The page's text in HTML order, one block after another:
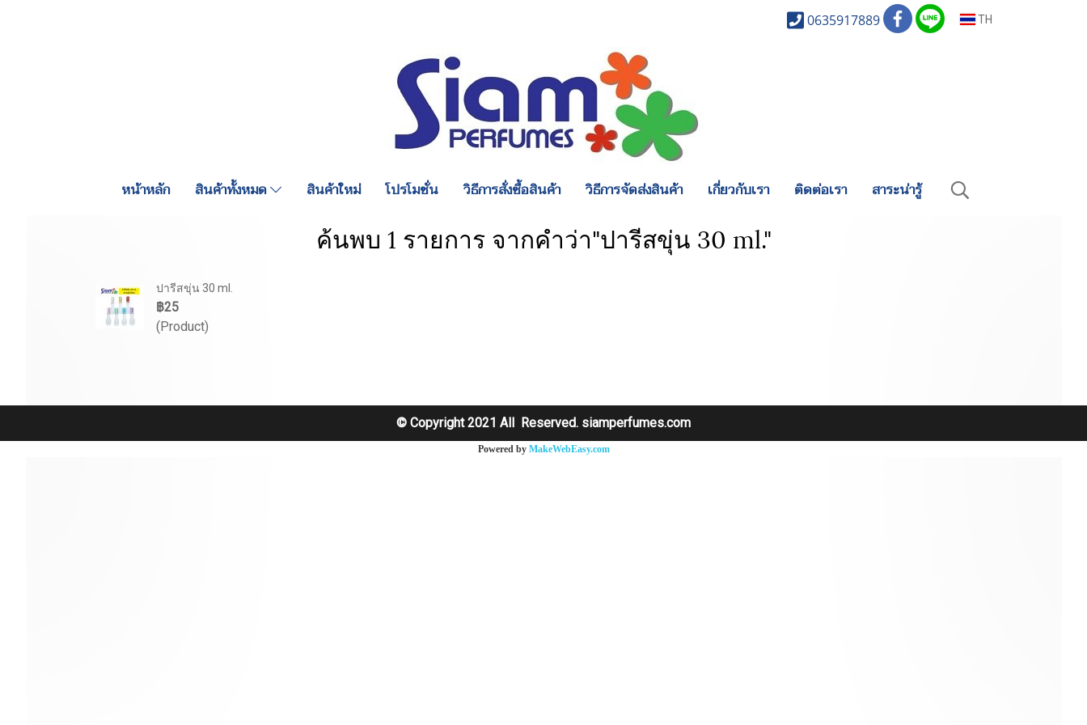
0635917889 TH
หน้าหลัก สินค้าทั้งหมด สินค้าใหม่ โปรโมชั่น วิธีการสั่งซื้อสินค้า วิธีการจัดส่งสินค้า เกี่ยวกับเรา ติดต่อเรา สาระน่ารู้
ค้นพบ 1 รายการ จากคำว่า"ปารีสขุ่น 30 ml."
ปารีสขุ่น 30 ml.
฿25
(Product)
© Copyright 2021 All Reserved. siamperfumes.com
Powered by MakeWebEasy.com